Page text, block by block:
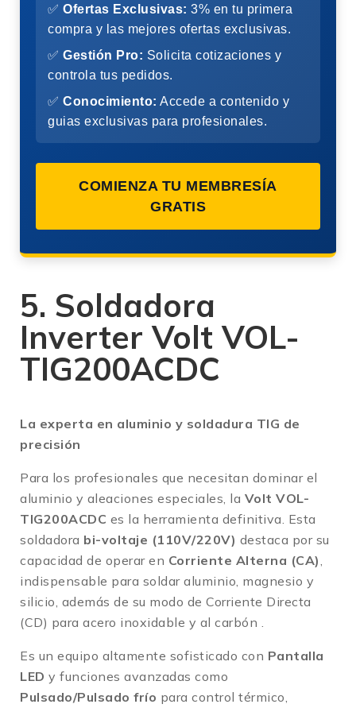
✅ Ofertas Exclusivas: 3% en tu primera
compra y las mejores ofertas exclusivas.
✅ Gestión Pro: Solicita cotizaciones y
controla tus pedidos.
✅ Conocimiento: Accede a contenido y
guias exclusivas para profesionales.
COMIENZA TU MEMBRESÍA
GRATIS
5. Soldadora
Inverter Volt VOL-
TIG200ACDC
La experta en aluminio y soldadura TIG de
precisión
Para los profesionales que necesitan dominar el
aluminio y aleaciones especiales, la Volt VOL-
TIG200ACDC es la herramienta definitiva. Esta
soldadora bi-voltaje (110V/220V) destaca por su
capacidad de operar en Corriente Alterna (CA),
indispensable para soldar aluminio, magnesio y
silicio, además de su modo de Corriente Directa
(CD) para acero inoxidable y al carbón .
Es un equipo altamente sofisticado con Pantalla
LED y funciones avanzadas como
Pulsado/Pulsado frío para control térmico,